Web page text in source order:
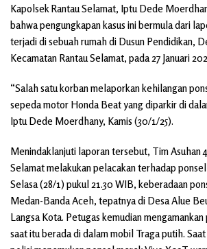
Kapolsek Rantau Selamat, Iptu Dede
bahwa pengungkapan kasus ini bermula dari
terjadi di sebuah rumah di Dusun Pendidikan,
Kecamatan Rantau Selamat, pada 27 Januari
“Salah satu korban melaporkan kehilangan
sepeda motor Honda Beat yang diparkir di
Iptu Dede Moerdhany, Kamis (30/1/25).
Menindaklanjuti laporan tersebut, Tim Asuhan
Selamat melakukan pelacakan terhadap
Selasa (28/1) pukul 21.30 WIB, keberadaan
Medan-Banda Aceh, tepatnya di Desa Alue
Langsa Kota. Petugas kemudian
saat itu berada di dalam mobil Traga putih.